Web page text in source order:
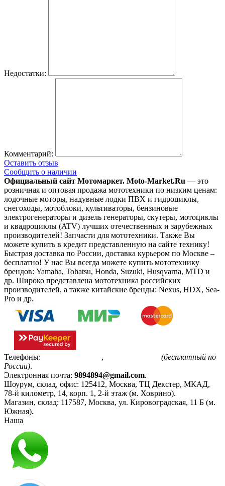
Недостатки:
Комментарий:
Оставить отзыв
Сообщить о наличии
Официальный сайт Мотомаркет. Moto-Market.Ru — это
розничная и оптовая продажа мототехники по низким ценам:
лодочные моторы, надувные лодки ПВХ и гидроциклы,
снегоходы, мотоблоки, культиваторы, бензиновые
электрогенераторы и дизель генераторы, скутеры, мотоциклы
и квадроциклы (ATV) лучших отечественных и зарубежных
производителей! Запчасти для мототехники. Также Вы
можете купить в кредит представленную на сайте технику!
Быстрая доставка по России, доставка курьером по Москве –
бесплатно! У нас Вы всегда можете купить мототехнику
брендов: Yamaha, Tohatsu, Honda, Suzuki, Husqvarna, MTD и
др. Широко представлена мототехника российских
производителей, а также китайские бренды: Nexus, HDX, Sea-
Pro и др.
Телефоны: ,
(бесплатный по
России).
Электронная почта: 9894894@gmail.com.
Шоурум, склад, офис: 125412, Москва, ТЦ Декстер, МКАД,
78-й километр, 14, корп. 1, 2-й этаж (м. Ховрино).
Магазин, склад: 117587, Москва, ул. Кировоградская, 11 Б (м.
Южная).
Наша